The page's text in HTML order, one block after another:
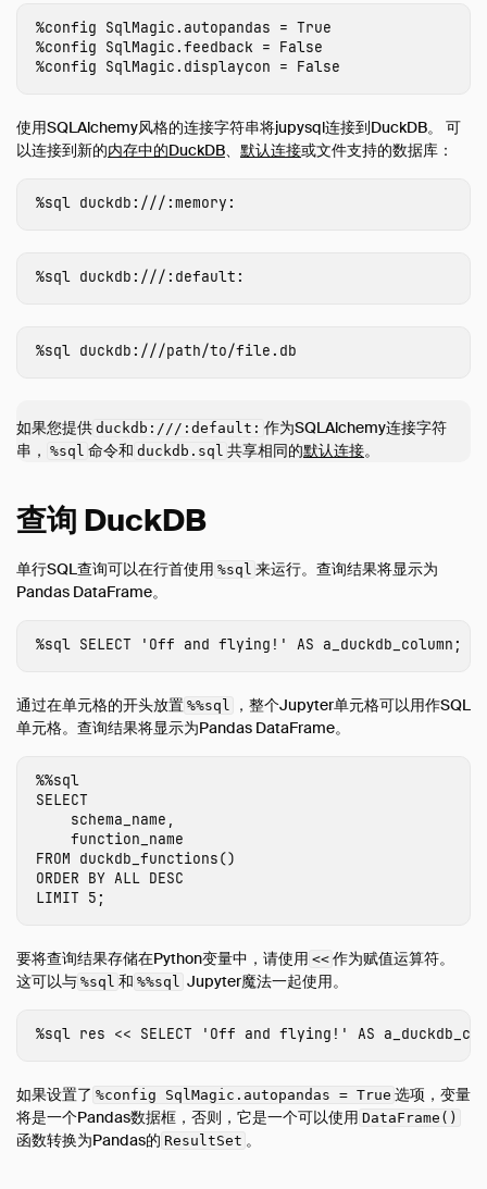
%config SqlMagic . autopandas = True
%config SqlMagic .feedback = False
%config SqlMagic . displaycon = False
使用SQLAlchemy风格的连接字符串将jupysql连接到DuckDB。 可
以连接到新的内存中的DuckDB、 默认连接或文件支持的数据库：
%sql duckdb : /// :memory :
%sql duckdb : /// : default :
%sql duckdb : ///path/to/file . db
如果您提供 duckdb:///:default: 作为SQLAlchemy连接字符
串， %sql 命令和 duckdb.sql 共享相同的默认连接。
查询 DuckDB
单行SQL查询可以在行首使用 %sql 来运行。查询结果将显示为
Pandas DataFrame。
%sql SELECT 'Off and flying!' AS a_duckdb_column;
通过在单元格的开头放置 %%sql
，整个Jupyter单元格可以用作SQL
单元格。查询结果将显示为Pandas DataFrame。
%%sql
SELECT
schema_name ,
function_name
FROM duckdb_functions()
ORDER BY ALL DESC
LIMIT 5;
要将查询结果存储在Python变量中，请使用 << 作为赋值运算符。
这可以与 %sql 和 %%sql Jupyter魔法一起使用。
%sql res << SELECT 'Off and flying!' AS
如果设置了 %config SqlMagic.autopandas = True 选项，变量
将是一个Pandas数据框，否则，它是一个可以使用 DataFrame()
函数转换为Pandas的 ResultSet 。